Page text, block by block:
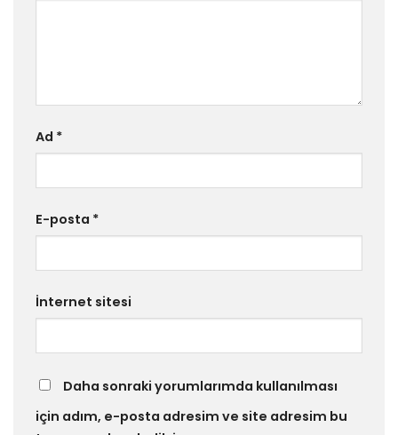
Ad *
E-posta *
İnternet sitesi
Daha sonraki yorumlarımda kullanılması
için adım, e-posta adresim ve site adresim bu